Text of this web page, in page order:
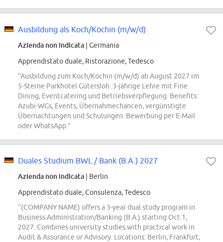
Ausbildung als Koch/Köchin (m/w/d)
Azienda non indicata | Germania
Apprendistato duale, Ristorazione, Tedesco
“Ausbildung zum Koch/Köchin (m/w/d) ab August 2027 im
5-Sterne Parkhotel Gütersloh. 3-jährige Lehre mit Fine
Dining, Eventcatering und Betriebsverpflegung. Benefits:
Azubi-WGs, Events, Übernahmechancen, vergünstigte
Übernachtungen und Schulungen. Bewerbung per E-Mail
oder WhatsApp.”
Duales Studium BWL / Bank (B.A.) 2027
Azienda non indicata | Berlin
Apprendistato duale, Consulenza, Tedesco
“(COMPANY NAME) offers a 3-year dual study program in
Business Administration/Banking (B.A.) starting Oct 1,
2027. Combines university studies with practical work in
Audit & Assurance or Advisory. Locations: Berlin, Frankfurt,